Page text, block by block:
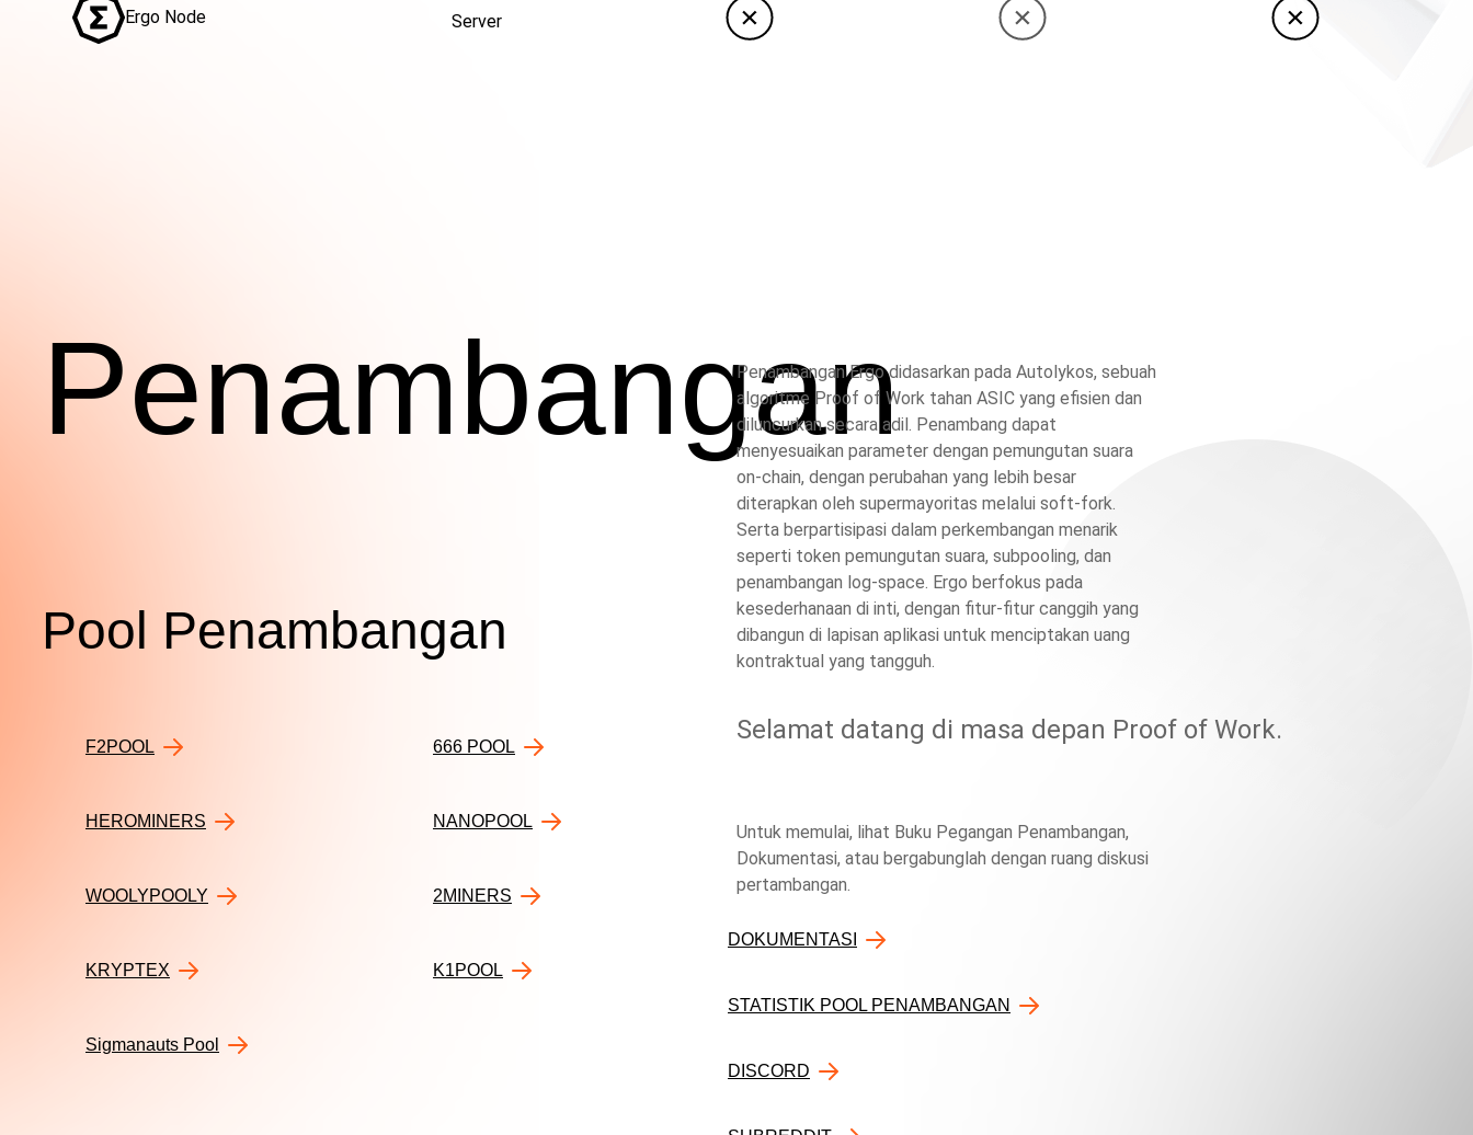
Ergo Node Server
Penambangan
Pool Penambangan
F2POOL 666 POOL
HEROMINERS NANOPOOL
WOOLYPOOLY 2MINERS
KRYPTEX K1POOL
Sigmanauts Pool
Penambangan Ergo didasarkan pada Autolykos, sebuah
algoritme Proof of Work tahan ASIC yang efisien dan
diluncurkan secara adil. Penambang dapat
menyesuaikan parameter dengan pemungutan suara
on-chain, dengan perubahan yang lebih besar
diterapkan oleh supermayoritas melalui soft-fork.
Serta berpartisipasi dalam perkembangan menarik
seperti token pemungutan suara, subpooling, dan
penambangan log-space. Ergo berfokus pada
kesederhanaan di inti, dengan fitur-fitur canggih yang
dibangun di lapisan aplikasi untuk menciptakan uang
kontraktual yang tangguh.
Selamat datang di masa depan Proof of Work.
Untuk memulai, lihat Buku Pegangan Penambangan,
Dokumentasi, atau bergabunglah dengan ruang diskusi
pertambangan.
DOKUMENTASI
STATISTIK POOL PENAMBANGAN
DISCORD